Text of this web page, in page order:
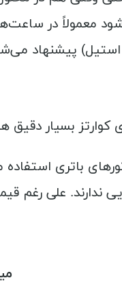
پیشنهاد می‌شود از
کوارتز بسیار دقیق
باتری
ندارند. علی رغم